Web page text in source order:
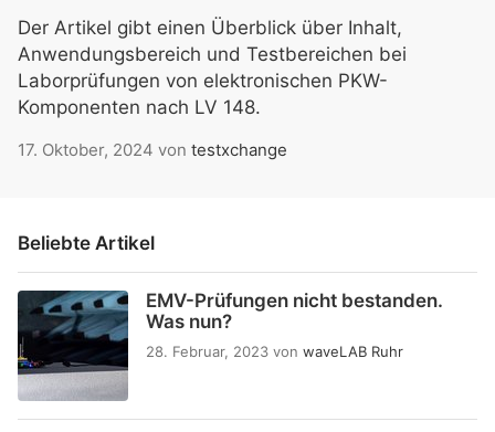
Der Artikel gibt einen Überblick über Inhalt,
Anwendungsbereich und Testbereichen bei
Laborprüfungen von elektronischen PKW-
Komponenten nach LV 148.
17. Oktober, 2024 von testxchange
Beliebte Artikel
EMV-Prüfungen nicht bestanden.
Was nun?
28. Februar, 2023 von waveLAB Ruhr